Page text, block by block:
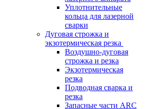
Уплотнительные
кольца для лазерной
сварки
Дуговая строжка и
экзотермическая резка
Воздушно-дуговая
строжка и резка
Экзотермическая
резка
Подводная сварка и
резка
Запасные части ARC